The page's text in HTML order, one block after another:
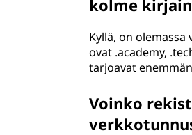
kolme
Kyllä, on
ovat .academy,
tarjoavat
Voinko